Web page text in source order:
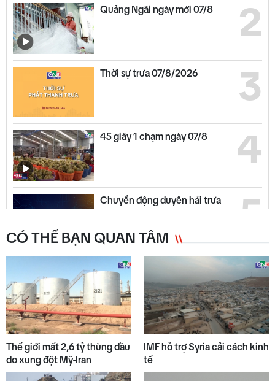
2
Quảng Ngãi ngày mới 07/8
3
Thời sự trưa 07/8/2026
4
45 giây 1 chạm ngày 07/8
5
Chuyển động duyên hải trưa
07/8
6
Thời sự sáng 07/8/2026
7
Thế giới trưa 07/8
CÓ THỂ BẠN QUAN TÂM
Thế giới mất 2,6 tỷ thùng dầu
do xung đột Mỹ-Iran
IMF hỗ trợ Syria cải cách kinh
tế